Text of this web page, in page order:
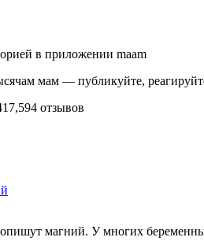
в приложении maam
мам — публикуйте,
отзывов
магний. У многих